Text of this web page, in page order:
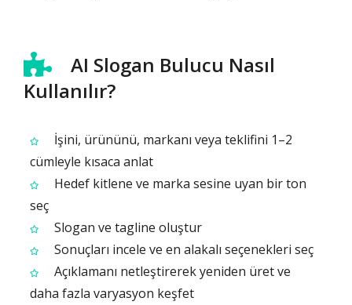
AI Slogan Bulucu Nasıl
Kullanılır?
İşini, ürününü, markanı veya teklifini 1–2
cümleyle kısaca anlat
Hedef kitlene ve marka sesine uyan bir ton
seç
Slogan ve tagline oluştur
Sonuçları incele ve en alakalı seçenekleri seç
Açıklamanı netleştirerek yeniden üret ve
daha fazla varyasyon keşfet